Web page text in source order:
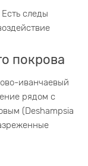
следы
покрова
иванчаевый
рядом с
(Deshampsia